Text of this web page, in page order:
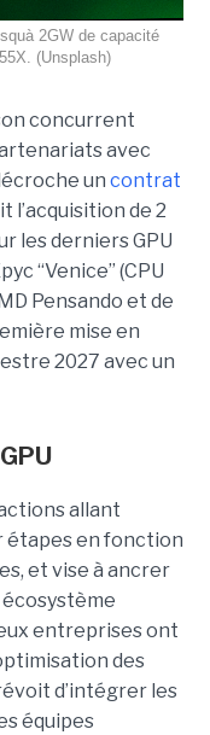
2GW de capacité
(Unsplash)
concurrent
avec
un contrat
l’acquisition de 2
les derniers GPU
“Venice” (CPU
Pensando et de
mise en
2027 avec un
allant
étapes en fonction
et vise à ancrer
entreprises ont
des
d’intégrer les
équipes